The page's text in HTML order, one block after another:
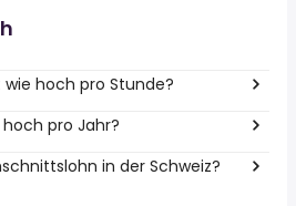
wie hoch pro Stunde?
pro Jahr?
in der Schweiz?